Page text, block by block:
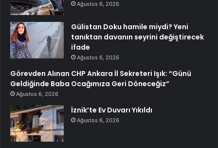
Ağustos 6, 2026
Gülistan Doku hamile miydi? Yeni
tanıktan davanın seyrini değiştirecek
ifade
Ağustos 6, 2026
Görevden Alınan CHP Ankara İl Sekreteri Işık: “Günü
Geldiğinde Baba Ocağımıza Geri Döneceğiz”
Ağustos 6, 2026
İznik’te Ev Duvarı Yıkıldı
Ağustos 6, 2026